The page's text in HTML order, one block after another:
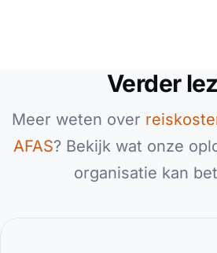
Verder
Meer weten over
AFAS? Bekijk wat onze
organisatie kan